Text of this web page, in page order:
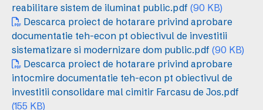
reabilitare sistem de iluminat public.pdf (90 KB)
Descarca proiect de hotarare privind aprobare
documentatie teh-econ pt obiectivul de investitii
sistematizare si modernizare dom public.pdf (90 KB)
Descarca proiect de hotarare privind aprobare
intocmire documentatie teh-econ pt obiectivul de
investitii consolidare mal cimitir Farcasu de Jos.pdf
(155 KB)